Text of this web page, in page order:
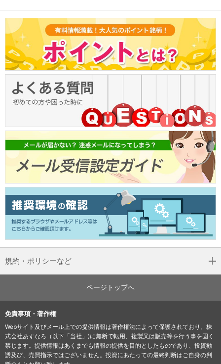
規約・ポリシーなど
ページトップへ
免責事項・著作権
Webサイト及びメール上での提供情報は著作権法によって保護されており、株
式会社あすなろ（以下「当社」)に無断で転用、複製又は販売等を行う事を固く
禁じます。提供情報はあくまでも情報の提供を目的としたものであり、投資勧
誘及び、売買指示ではございません。投資にあたっての最終判断はご自身の判